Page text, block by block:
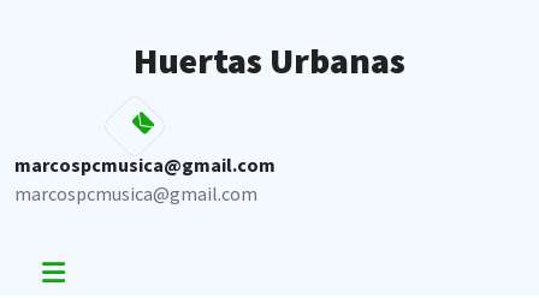
Huertas Urbanas
marcospcmusica@gmail.com
marcospcmusica@gmail.com